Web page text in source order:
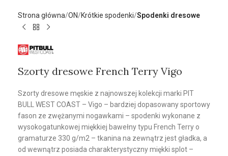
Strona główna ON Krótkie spodenki Spodenki dresowe
Szorty dresowe French Terry Vigo
Szorty dresowe męskie z najnowszej kolekcji marki PIT
BULL WEST COAST – Vigo – bardziej dopasowany sportowy
fason ze zwężanymi nogawkami – spodenki wykonane z
wysokogatunkowej miękkiej bawełny typu French Terry o
gramaturze 330 g/m2 – tkanina na zewnątrz jest gładka, a
od wewnątrz posiada charakterystyczny miękki splot –